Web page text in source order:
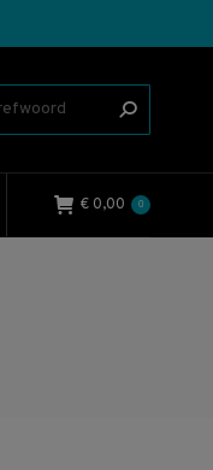
€ 0,00 0